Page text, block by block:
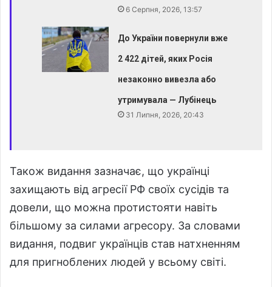
6 Серпня, 2026, 13:57
До України повернули вже
2 422 дітей, яких Росія
незаконно вивезла або
утримувала — Лубінець
31 Липня, 2026, 20:43
Також видання зазначає, що українці
захищають від агресії РФ своїх сусідів та
довели, що можна протистояти навіть
більшому за силами агресору. За словами
видання, подвиг українців став натхненням
для пригноблених людей у ​​всьому світі.